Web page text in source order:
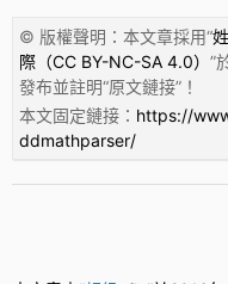
© 版權聲明：本文章採用“
際（CC BY-NC-SA 4.0） ”
發布並註明“原文鏈接”！
本文固定鏈接： https://
ddmathparser/